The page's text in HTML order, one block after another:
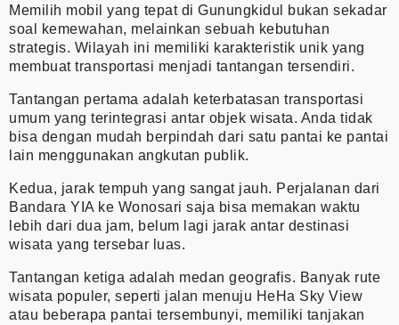
Memilih mobil yang tepat di Gunungkidul bukan sekadar
soal kemewahan, melainkan sebuah kebutuhan
strategis. Wilayah ini memiliki karakteristik unik yang
membuat transportasi menjadi tantangan tersendiri.
Tantangan pertama adalah keterbatasan transportasi
umum yang terintegrasi antar objek wisata. Anda tidak
bisa dengan mudah berpindah dari satu pantai ke pantai
lain menggunakan angkutan publik.
Kedua, jarak tempuh yang sangat jauh. Perjalanan dari
Bandara YIA ke Wonosari saja bisa memakan waktu
lebih dari dua jam, belum lagi jarak antar destinasi
wisata yang tersebar luas.
Tantangan ketiga adalah medan geografis. Banyak rute
wisata populer, seperti jalan menuju HeHa Sky View
atau beberapa pantai tersembunyi, memiliki tanjakan